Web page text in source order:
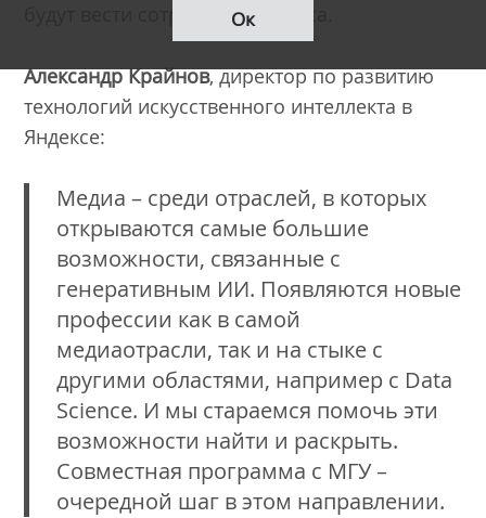
будут вести сотрудники Яндекса.
Александр Крайнов, директор по развитию
технологий искусственного интеллекта в
Яндексе:
Медиа – среди отраслей, в которых
открываются самые большие
возможности, связанные с
генеративным ИИ. Появляются новые
профессии как в самой
медиаотрасли, так и на стыке с
другими областями, например с Data
Science. И мы стараемся помочь эти
возможности найти и раскрыть.
Совместная программа с МГУ –
очередной шаг в этом направлении.
Ок